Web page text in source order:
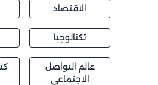
الاقتصاد
تكنالوجيا
عالم التواصل
الاجتماعي